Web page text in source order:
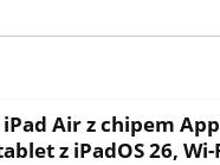
Air z chipem
z iPadOS 26, Wi-